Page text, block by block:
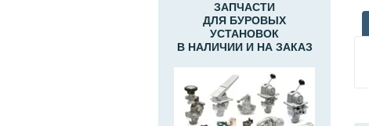
ЗАПЧАСТИ
ДЛЯ БУРОВЫХ
УСТАНОВОК
В НАЛИЧИИ И НА ЗАКАЗ